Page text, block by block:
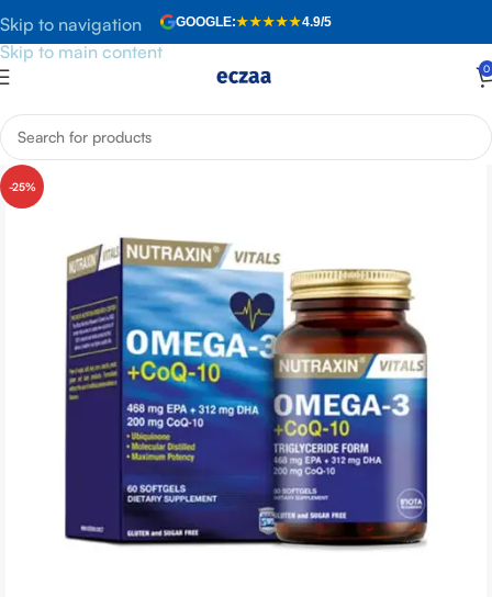
Skip to navigation
Skip to main content
GOOGLE:★★★★★4.9/5
0
Anasayfa» Mağaza
-25%